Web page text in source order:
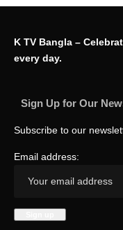
K TV Bangla –
every day.
Sign Up for Our
Subscribe to our
Email address: